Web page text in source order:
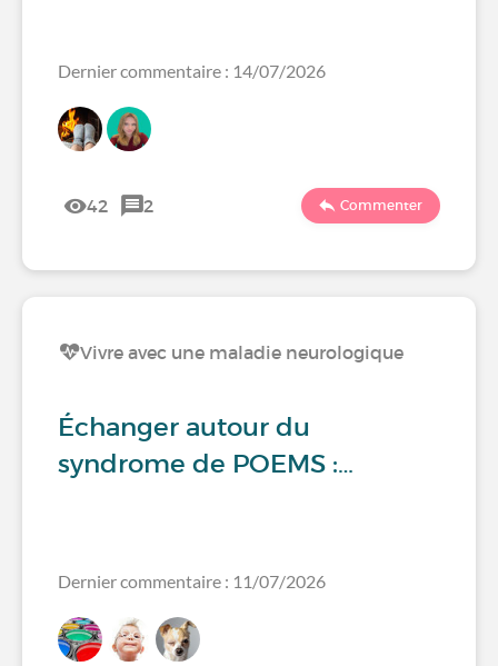
Dernier commentaire : 14/07/2026
42 2 Commenter
Vivre avec une maladie neurologique
Échanger autour du
syndrome de POEMS :…
Dernier commentaire : 11/07/2026